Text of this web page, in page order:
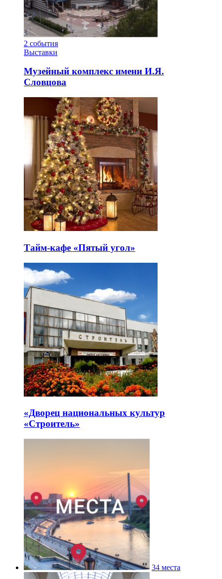
2 события
Выставки
Музейный комплекс имени И.Я.
Словцова
Тайм-кафе «Пятый угол»
«Дворец национальных культур
«Строитель»
34 места